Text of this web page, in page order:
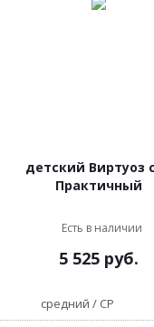
детский Виртуоз сна
Практичный
Есть в наличии
5 525руб.
средний / СР